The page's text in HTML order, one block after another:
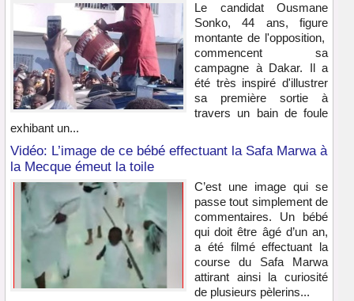
Le candidat Ousmane
Sonko, 44 ans, figure
montante de l'opposition,
commencent sa
campagne à Dakar. Il a
été très inspiré d'illustrer
sa première sortie à
travers un bain de foule
exhibant un...
Vidéo: L’image de ce bébé effectuant la Safa Marwa à
la Mecque émeut la toile
C’est une image qui se
passe tout simplement de
commentaires. Un bébé
qui doit être âgé d’un an,
a été filmé effectuant la
course du Safa Marwa
attirant ainsi la curiosité
de plusieurs pèlerins...